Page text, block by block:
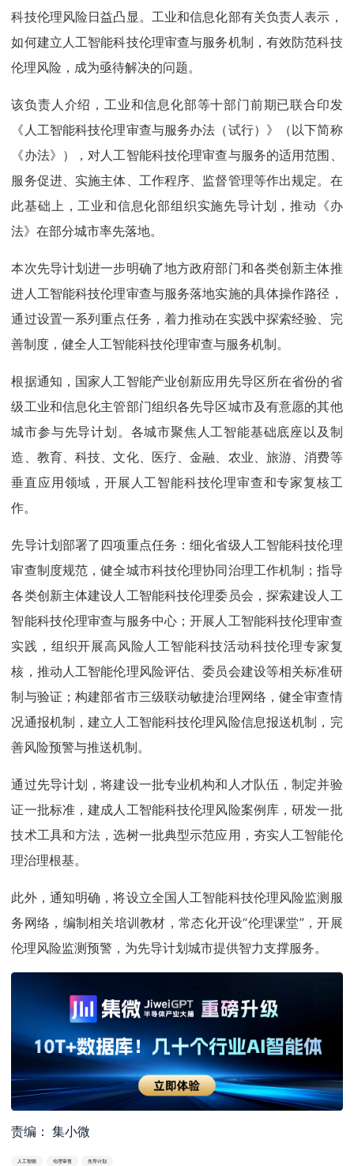
科技伦理风险日益凸显。工业和信息化部有关负责人表示，
如何建立人工智能科技伦理审查与服务机制，有效防范科技
伦理风险，成为亟待解决的问题。
该负责人介绍，工业和信息化部等十部门前期已联合印发
《人工智能科技伦理审查与服务办法（试行）》（以下简称
《办法》），对人工智能科技伦理审查与服务的适用范围、
服务促进、实施主体、工作程序、监督管理等作出规定。在
此基础上，工业和信息化部组织实施先导计划，推动《办
法》在部分城市率先落地。
本次先导计划进一步明确了地方政府部门和各类创新主体推
进人工智能科技伦理审查与服务落地实施的具体操作路径，
通过设置一系列重点任务，着力推动在实践中探索经验、完
善制度，健全人工智能科技伦理审查与服务机制。
根据通知，国家人工智能产业创新应用先导区所在省份的省
级工业和信息化主管部门组织各先导区城市及有意愿的其他
城市参与先导计划。各城市聚焦人工智能基础底座以及制
造、教育、科技、文化、医疗、金融、农业、旅游、消费等
垂直应用领域，开展人工智能科技伦理审查和专家复核工
作。
先导计划部署了四项重点任务：细化省级人工智能科技伦理
审查制度规范，健全城市科技伦理协同治理工作机制；指导
各类创新主体建设人工智能科技伦理委员会，探索建设人工
智能科技伦理审查与服务中心；开展人工智能科技伦理审查
实践，组织开展高风险人工智能科技活动科技伦理专家复
核，推动人工智能伦理风险评估、委员会建设等相关标准研
制与验证；构建部省市三级联动敏捷治理网络，健全审查情
况通报机制，建立人工智能科技伦理风险信息报送机制，完
善风险预警与推送机制。
通过先导计划，将建设一批专业机构和人才队伍，制定并验
证一批标准，建成人工智能科技伦理风险案例库，研发一批
技术工具和方法，选树一批典型示范应用，夯实人工智能伦
理治理根基。
此外，通知明确，将设立全国人工智能科技伦理风险监测服
务网络，编制相关培训教材，常态化开设“伦理课堂”，开展
伦理风险监测预警，为先导计划城市提供智力支撑服务。
责编： 集小微
人工智能 伦理审查 先导计划